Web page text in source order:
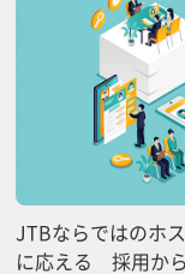
JTBならではのホ
に応える 採用か